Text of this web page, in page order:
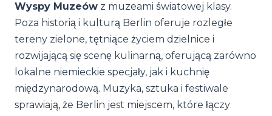
Wyspy Muzeów z muzeami światowej klasy.
Poza historią i kulturą Berlin oferuje rozległe
tereny zielone, tętniące życiem dzielnice i
rozwijającą się scenę kulinarną, oferującą zarówno
lokalne niemieckie specjały, jak i kuchnię
międzynarodową. Muzyka, sztuka i festiwale
sprawiają, że Berlin jest miejscem, które łączy